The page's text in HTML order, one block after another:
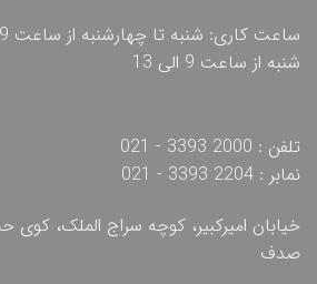
شنبه از ساعت 9 الی 13
تلفن : 2000 3393 - 021
نمابر : 2204 3393 - 021
خیابان امیرکبیر، کوچه سراج الملک، کوی
صدف